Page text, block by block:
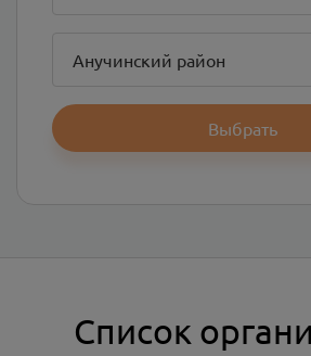
Анучинский район
Выбрать
Список